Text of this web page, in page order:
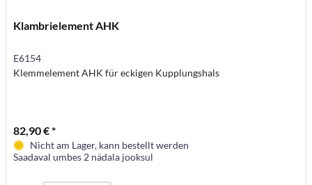
Klambrielement AHK
E6154
Klemmelement AHK für eckigen Kupplungshals
82,90 € *
Nicht am Lager, kann bestellt werden
Saadaval umbes 2 nädala jooksul